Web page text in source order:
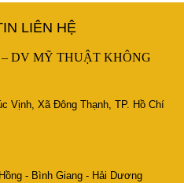
LIÊN HỆ
DV MỸ THUẬT KHÔNG
Vịnh, Xã Đông Thạnh, TP. Hồ Chí
- Bình Giang - Hải Dương